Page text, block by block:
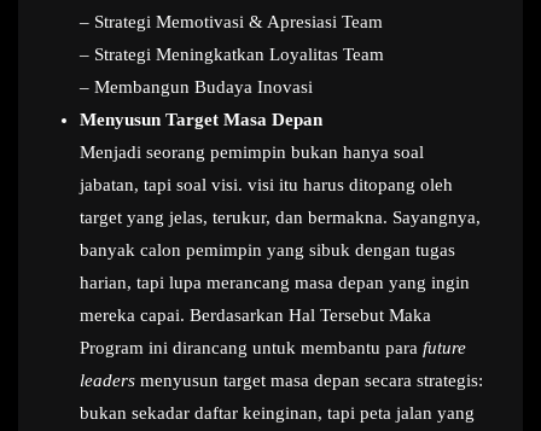
– Strategi Memotivasi & Apresiasi Team
– Strategi Meningkatkan Loyalitas Team
– Membangun Budaya Inovasi
Menyusun Target Masa Depan
Menjadi seorang pemimpin bukan hanya soal
jabatan, tapi soal visi. visi itu harus ditopang oleh
target yang jelas, terukur, dan bermakna. Sayangnya,
banyak calon pemimpin yang sibuk dengan tugas
harian, tapi lupa merancang masa depan yang ingin
mereka capai. Berdasarkan Hal Tersebut Maka
Program ini dirancang untuk membantu para future
leaders menyusun target masa depan secara strategis:
bukan sekadar daftar keinginan, tapi peta jalan yang